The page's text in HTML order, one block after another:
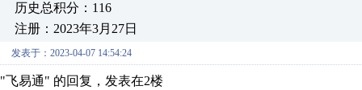
历史总积分：116
注册：2023年3月27日
发表于：2023-04-07 14:54:24
"飞易通" 的回复，发表在2楼